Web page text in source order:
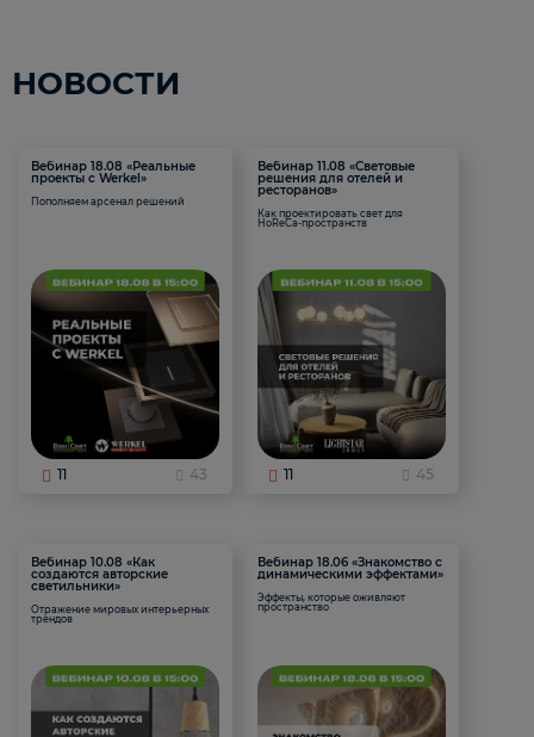
НОВОСТИ
Вебинар 18.08 «Реальные
проекты с Werkel»
Пополняем арсенал решений
11 43
Вебинар 11.08 «Световые
решения для отелей и
ресторанов»
Как проектировать свет для
HoReCa-пространств
11 45
Вебинар 10.08 «Как
создаются авторские
светильники»
Отражение мировых интерьерных
трендов
Вебинар 18.06 «Знакомство с
динамическими эффектами»
Эффекты, которые оживляют
пространство